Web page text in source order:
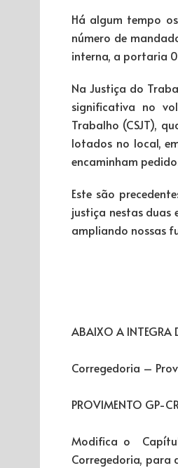
Há algum tempo
número de
interna, a portaria
Na Justiça do
significativa no
Trabalho (CSJT),
lotados no local,
encaminham
Este são
justiça nestas duas
ampliando nossas
ABAIXO A INTEGRA
Corregedoria –
PROVIMENTO GP-
Modifica o
Corregedoria, para